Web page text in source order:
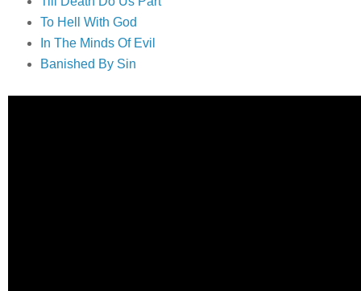
To Hell With God
In The Minds Of Evil
Banished By Sin